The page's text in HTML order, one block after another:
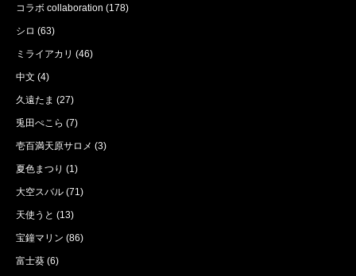
コラボ collaboration (178)
シロ (63)
ミライアカリ (46)
中文 (4)
久遠たま (27)
兎田ぺこら (7)
壱百満天原サロメ (3)
夏色まつり (1)
大空スバル (71)
天使うと (13)
宝鐘マリン (86)
富士葵 (6)